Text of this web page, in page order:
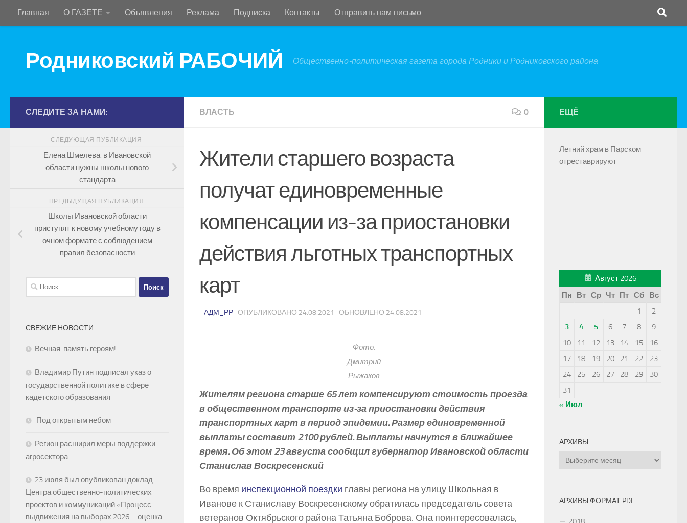
Перейти к содержимому
Главная О ГАЗЕТЕ Объявления Реклама Подписка Контакты Отправить нам письмо
Родниковский РАБОЧИЙ Общественно-политическая газета города Родники и Родниковского района
ВЛАСТЬ 0
Жители старшего возраста
получат единовременные
компенсации из-за приостановки
действия льготных транспортных
карт
- АДМ_РР · ОПУБЛИКОВАНО 24.08.2021 · ОБНОВЛЕНО 24.08.2021
Фото:
Дмитрий
Рыжаков
Жителям региона старше 65 лет компенсируют стоимость проезда
в общественном транспорте из-за приостановки действия
транспортных карт в период эпидемии. Размер единовременной
выплаты составит 2100 рублей. Выплаты начнутся в ближайшее
время. Об этом 23 августа сообщил губернатор Ивановской области
Станислав Воскресенский
Во время инспекционной поездки главы региона на улицу Школьная в
Иванове к Станиславу Воскресенскому обратилась председатель совета
ветеранов Октябрьского района Татьяна Боброва. Она поинтересовалась,
СЛЕДИТЕ ЗА НАМИ:
СЛЕДУЮЩАЯ ПУБЛИКАЦИЯ
Елена Шмелева: в Ивановской
области нужны школы нового
стандарта
ПРЕДЫДУЩАЯ ПУБЛИКАЦИЯ
Школы Ивановской области
приступят к новому учебному году в
очном формате с соблюдением
правил безопасности
Найти:
СВЕЖИЕ НОВОСТИ
Вечная память героям!
Владимир Путин подписал указ о
государственной политике в сфере
кадетского образования
Под открытым небом
Регион расширил меры поддержки
агросектора
23 июля был опубликован доклад
Центра общественно-политических
проектов и коммуникаций «Процесс
выдвижения на выборах 2026 – оценка
ЕЩЁ
Летний храм в Парском
отреставрируют
Август 2026
Пн
Вт Ср Чт Пт Сб
Вс
1
2
3
4 5 6 7 8
9
10
11 12 13 14 15
16
17
18 19 20 21 22
23
24
25 26 27 28 29
30
31
« Июл
АРХИВЫ
Архивы
АРХИВЫ ФОРМАТ PDF